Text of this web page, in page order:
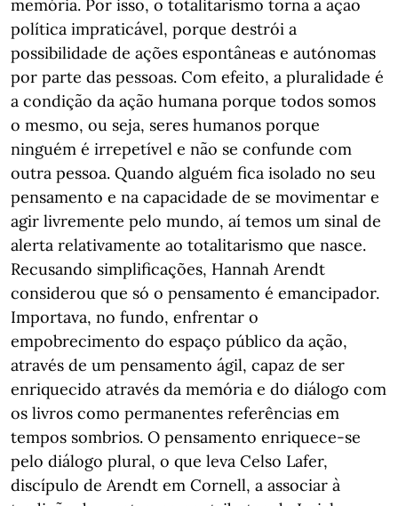
memória. Por isso, o totalitarismo torna a ação
política impraticável, porque destrói a
possibilidade de ações espontâneas e autónomas
por parte das pessoas. Com efeito, a pluralidade é
a condição da ação humana porque todos somos
o mesmo, ou seja, seres humanos porque
ninguém é irrepetível e não se confunde com
outra pessoa. Quando alguém fica isolado no seu
pensamento e na capacidade de se movimentar e
agir livremente pelo mundo, aí temos um sinal de
alerta relativamente ao totalitarismo que nasce.
Recusando simplificações, Hannah Arendt
considerou que só o pensamento é emancipador.
Importava, no fundo, enfrentar o
empobrecimento do espaço público da ação,
através de um pensamento ágil, capaz de ser
enriquecido através da memória e do diálogo com
os livros como permanentes referências em
tempos sombrios. O pensamento enriquece-se
pelo diálogo plural, o que leva Celso Lafer,
discípulo de Arendt em Cornell, a associar à